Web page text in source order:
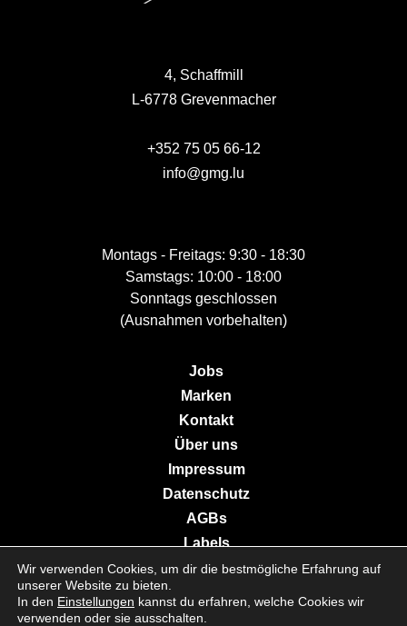
4, Schaffmill
L-6778 Grevenmacher
+352 75 05 66-12
info@gmg.lu
Montags - Freitags: 9:30 - 18:30
Samstags: 10:00 - 18:00
Sonntags geschlossen
(Ausnahmen vorbehalten)
Jobs
Marken
Kontakt
Über uns
Impressum
Datenschutz
AGBs
Labels
© 2026 Galerie Moderne Grevenmacher. All Rights Reserved.
Wir verwenden Cookies, um dir die bestmögliche Erfahrung auf
unserer Website zu bieten.
In den Einstellungen kannst du erfahren, welche Cookies wir
verwenden oder sie ausschalten.